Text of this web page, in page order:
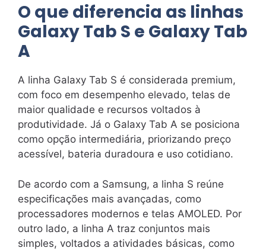
O que diferencia as linhas
Galaxy Tab S e Galaxy Tab
A
A linha Galaxy Tab S é considerada premium,
com foco em desempenho elevado, telas de
maior qualidade e recursos voltados à
produtividade. Já o Galaxy Tab A se posiciona
como opção intermediária, priorizando preço
acessível, bateria duradoura e uso cotidiano.
De acordo com a Samsung, a linha S reúne
especificações mais avançadas, como
processadores modernos e telas AMOLED. Por
outro lado, a linha A traz conjuntos mais
simples, voltados a atividades básicas, como